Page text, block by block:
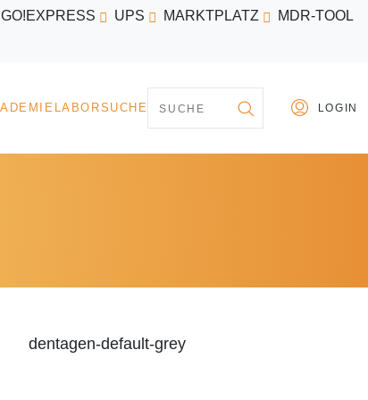
GO!EXPRESS UPS MARKTPLATZ MDR-TOOL